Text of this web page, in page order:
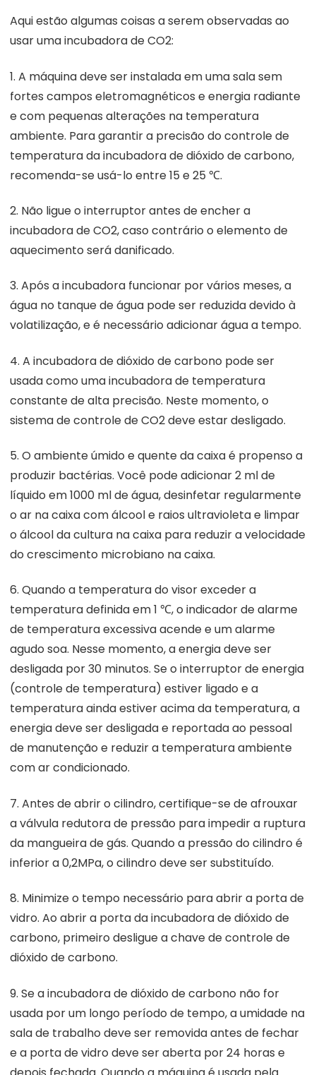
Aqui estão algumas coisas a serem observadas ao
usar uma incubadora de CO2:
1. A máquina deve ser instalada em uma sala sem
fortes campos eletromagnéticos e energia radiante
e com pequenas alterações na temperatura
ambiente. Para garantir a precisão do controle de
temperatura da incubadora de dióxido de carbono,
recomenda-se usá-lo entre 15 e 25 ℃.
2. Não ligue o interruptor antes de encher a
incubadora de CO2, caso contrário o elemento de
aquecimento será danificado.
3. Após a incubadora funcionar por vários meses, a
água no tanque de água pode ser reduzida devido à
volatilização, e é necessário adicionar água a tempo.
4. A incubadora de dióxido de carbono pode ser
usada como uma incubadora de temperatura
constante de alta precisão. Neste momento, o
sistema de controle de CO2 deve estar desligado.
5. O ambiente úmido e quente da caixa é propenso a
produzir bactérias. Você pode adicionar 2 ml de
líquido em 1000 ml de água, desinfetar regularmente
o ar na caixa com álcool e raios ultravioleta e limpar
o álcool da cultura na caixa para reduzir a velocidade
do crescimento microbiano na caixa.
6. Quando a temperatura do visor exceder a
temperatura definida em 1 ℃, o indicador de alarme
de temperatura excessiva acende e um alarme
agudo soa. Nesse momento, a energia deve ser
desligada por 30 minutos. Se o interruptor de energia
(controle de temperatura) estiver ligado e a
temperatura ainda estiver acima da temperatura, a
energia deve ser desligada e reportada ao pessoal
de manutenção e reduzir a temperatura ambiente
com ar condicionado.
7. Antes de abrir o cilindro, certifique-se de afrouxar
a válvula redutora de pressão para impedir a ruptura
da mangueira de gás. Quando a pressão do cilindro é
inferior a 0,2MPa, o cilindro deve ser substituído.
8. Minimize o tempo necessário para abrir a porta de
vidro. Ao abrir a porta da incubadora de dióxido de
carbono, primeiro desligue a chave de controle de
dióxido de carbono.
9. Se a incubadora de dióxido de carbono não for
usada por um longo período de tempo, a umidade na
sala de trabalho deve ser removida antes de fechar
e a porta de vidro deve ser aberta por 24 horas e